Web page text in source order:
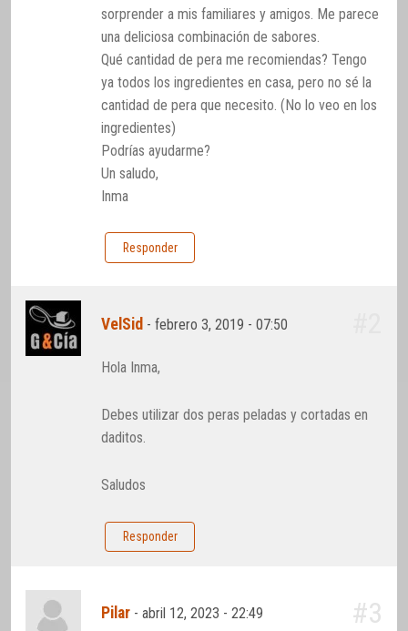
sorprender a mis familiares y amigos. Me parece
una deliciosa combinación de sabores.
Qué cantidad de pera me recomiendas? Tengo
ya todos los ingredientes en casa, pero no sé la
cantidad de pera que necesito. (No lo veo en los
ingredientes)
Podrías ayudarme?
Un saludo,
Inma
Responder
VelSid -febrero 3, 2019 - 07:50
Hola Inma,
Debes utilizar dos peras peladas y cortadas en
daditos.
Saludos
Responder
Pilar -abril 12, 2023 - 22:49 #3